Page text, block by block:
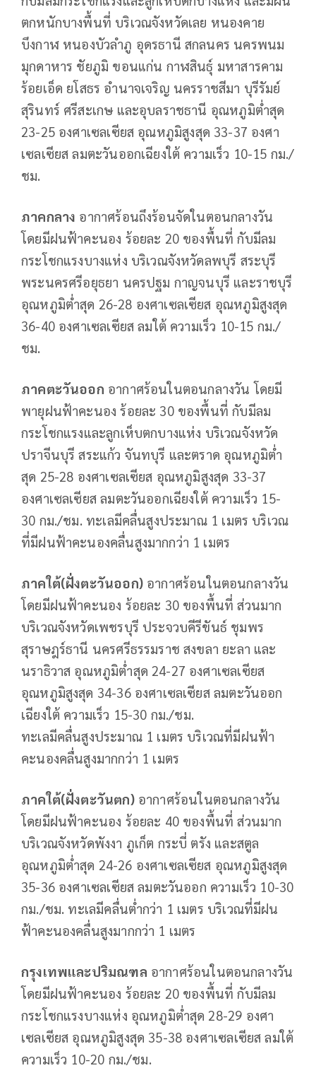
ตกหนักบางพื้นที่ บริเวณจังหวัดเลย หนองคาย
บึงกาฬ หนองบัวลำภู อุดรธานี สกลนคร นครพนม
มุกดาหาร ชัยภูมิ ขอนแก่น กาฬสินธุ์ มหาสารคาม
ร้อยเอ็ด ยโสธร อำนาจเจริญ นครราชสีมา บุรีรัมย์
สุรินทร์ ศรีสะเกษ และอุบลราชธานี อุณหภูมิต่ำสุด
23-25 องศาเซลเซียส อุณหภูมิสูงสุด 33-37 องศา
เซลเซียส ลมตะวันออกเฉียงใต้ ความเร็ว 10-15 กม./
ชม.
ภาคกลาง อากาศร้อนถึงร้อนจัดในตอนกลางวัน
โดยมีฝนฟ้าคะนอง ร้อยละ 20 ของพื้นที่ กับมีลม
กระโชกแรงบางแห่ง บริเวณจังหวัดลพบุรี สระบุรี
พระนครศรีอยุธยา นครปฐม กาญจนบุรี และราชบุรี
อุณหภูมิต่ำสุด 26-28 องศาเซลเซียส อุณหภูมิสูงสุด
36-40 องศาเซลเซียส ลมใต้ ความเร็ว 10-15 กม./
ชม.
ภาคตะวันออก อากาศร้อนในตอนกลางวัน โดยมี
พายุฝนฟ้าคะนอง ร้อยละ 30 ของพื้นที่ กับมีลม
กระโชกแรงและลูกเห็บตกบางแห่ง บริเวณจังหวัด
ปราจีนบุรี สระแก้ว จันทบุรี และตราด อุณหภูมิต่ำ
สุด 25-28 องศาเซลเซียส อุณหภูมิสูงสุด 33-37
องศาเซลเซียส ลมตะวันออกเฉียงใต้ ความเร็ว 15-
30 กม./ชม. ทะเลมีคลื่นสูงประมาณ 1 เมตร บริเวณ
ที่มีฝนฟ้าคะนองคลื่นสูงมากกว่า 1 เมตร
ภาคใต้(ฝั่งตะวันออก)อากาศร้อนในตอนกลางวัน
โดยมีฝนฟ้าคะนอง ร้อยละ 30 ของพื้นที่ ส่วนมาก
บริเวณจังหวัดเพชรบุรี ประจวบคีรีขันธ์ ชุมพร
สุราษฎร์ธานี นครศรีธรรมราช สงขลา ยะลา และ
นราธิวาส อุณหภูมิต่ำสุด 24-27 องศาเซลเซียส
อุณหภูมิสูงสุด 34-36 องศาเซลเซียส ลมตะวันออก
เฉียงใต้ ความเร็ว 15-30 กม./ชม.
ทะเลมีคลื่นสูงประมาณ 1 เมตร บริเวณที่มีฝนฟ้า
คะนองคลื่นสูงมากกว่า 1 เมตร
ภาคใต้(ฝั่งตะวันตก)อากาศร้อนในตอนกลางวัน
โดยมีฝนฟ้าคะนอง ร้อยละ 40 ของพื้นที่ ส่วนมาก
บริเวณจังหวัดพังงา ภูเก็ต กระบี่ ตรัง และสตูล
อุณหภูมิต่ำสุด 24-26 องศาเซลเซียส อุณหภูมิสูงสุด
35-36 องศาเซลเซียส ลมตะวันออก ความเร็ว 10-30
กม./ชม. ทะเลมีคลื่นต่ำกว่า 1 เมตร บริเวณที่มีฝน
ฟ้าคะนองคลื่นสูงมากกว่า 1 เมตร
กรุงเทพและปริมณฑล อากาศร้อนในตอนกลางวัน
โดยมีฝนฟ้าคะนอง ร้อยละ 20 ของพื้นที่ กับมีลม
กระโชกแรงบางแห่ง อุณหภูมิต่ำสุด 28-29 องศา
เซลเซียส อุณหภูมิสูงสุด 35-38 องศาเซลเซียส ลมใต้
ความเร็ว 10-20 กม./ชม.